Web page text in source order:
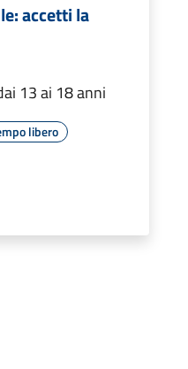
accetti la
13 ai 18 anni
libero